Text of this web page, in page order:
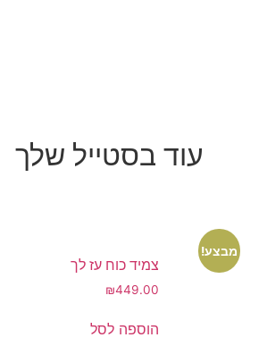
עוד בסטייל שלך
מבצע!
צמיד כוח עז לך
₪449.00
הוספה לסל